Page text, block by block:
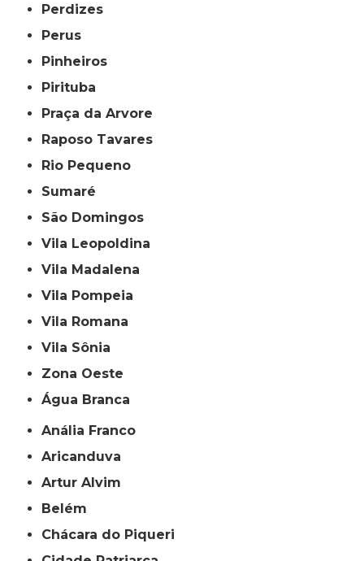
Perdizes
Perus
Pinheiros
Pirituba
Praça da Arvore
Raposo Tavares
Rio Pequeno
Sumaré
São Domingos
Vila Leopoldina
Vila Madalena
Vila Pompeia
Vila Romana
Vila Sônia
Zona Oeste
Água Branca
Anália Franco
Aricanduva
Artur Alvim
Belém
Chácara do Piqueri